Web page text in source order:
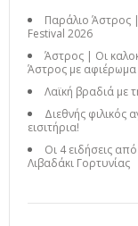
Παράλιο Άστρος
Festival 2026
Άστρος | Οι
Άστρος με αφιέρωμα
Λαϊκή βραδιά με
Διεθνής φιλικός
εισιτήρια!
Οι 4 ειδήσεις
Λιβαδάκι Γορτυνίας